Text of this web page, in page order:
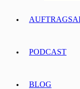
PODCAST
BLOG